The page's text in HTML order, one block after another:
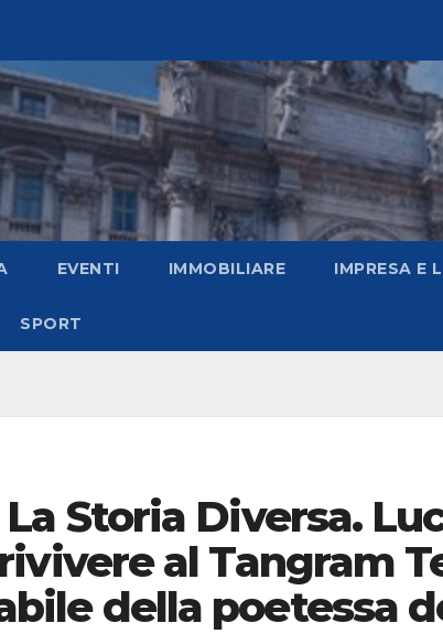
EVENTI IMMOBILIARE IMPRESA E
SPORT
Storia Diversa.
al Tangram
della poetessa